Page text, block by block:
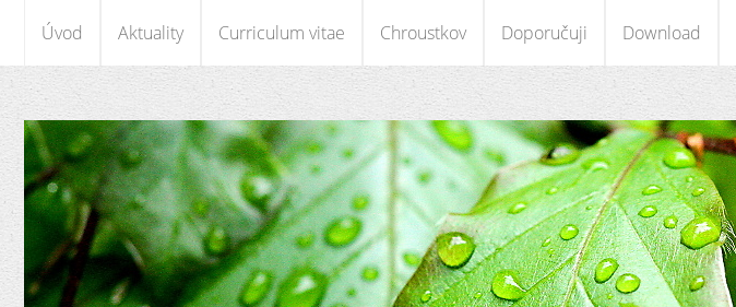
Úvod Aktuality Curriculum vitae Chroustkov Doporučuji Download